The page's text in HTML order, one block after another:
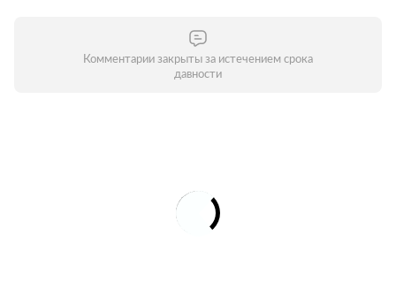
Комментарии закрыты за истечением срока
давности